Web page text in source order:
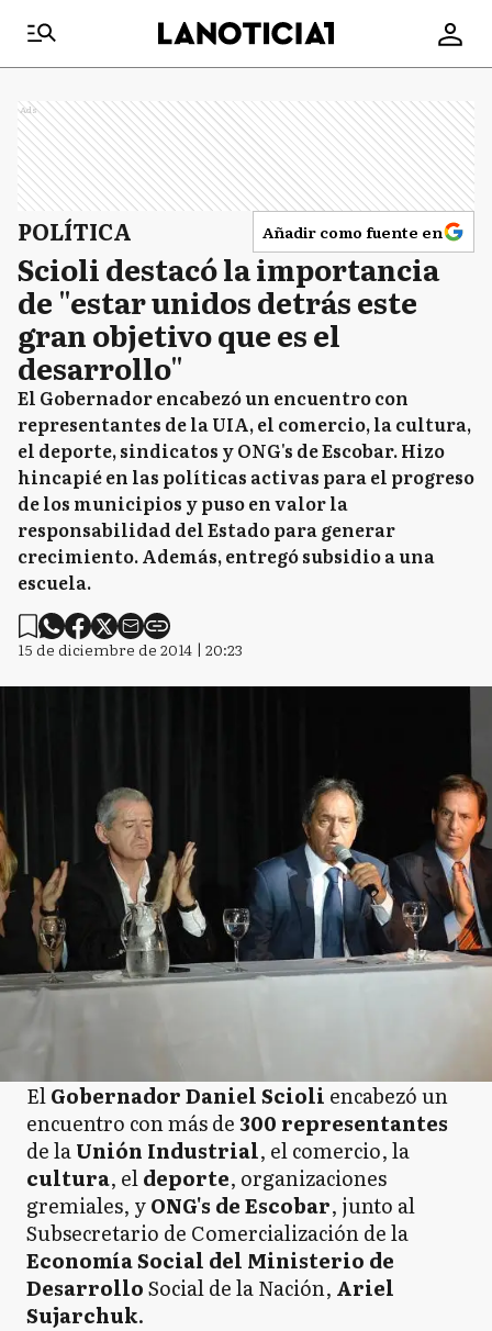
Ads
POLÍTICA Añadir como fuente en
Scioli destacó la importancia
de "estar unidos detrás este
gran objetivo que es el
desarrollo"
El Gobernador encabezó un encuentro con
representantes de la UIA, el comercio, la cultura,
el deporte, sindicatos y ONG's de Escobar. Hizo
hincapié en las políticas activas para el progreso
de los municipios y puso en valor la
responsabilidad del Estado para generar
crecimiento. Además, entregó subsidio a una
escuela.
15 de diciembre de 2014 | 20:23
ElGobernador Daniel Scioli encabezó un
encuentro con más de300 representantes
de laUnión Industrial, el comercio, la
cultura, eldeporte, organizaciones
gremiales, yONG's de Escobar, junto al
Subsecretario de Comercialización de la
Economía Social del Ministerio de
DesarrolloSocial de la Nación, Ariel
Sujarchuk.